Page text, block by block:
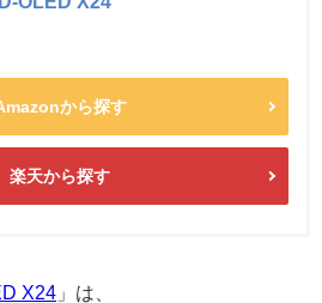
から探す
楽天から探す
X24 」は、